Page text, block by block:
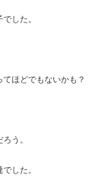
した。
ほどでもないかも？
う。
した。